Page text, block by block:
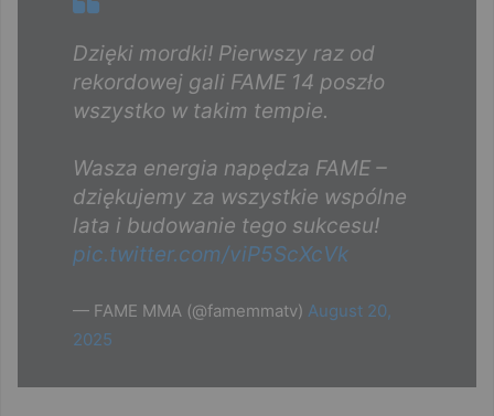
Dzięki mordki! Pierwszy raz od
rekordowej gali FAME 14 poszło
wszystko w takim tempie.
Wasza energia napędza FAME –
dziękujemy za wszystkie wspólne
lata i budowanie tego sukcesu!
pic.twitter.com/viP5ScXcVk
— FAME MMA (@famemmatv) August 20,
2025